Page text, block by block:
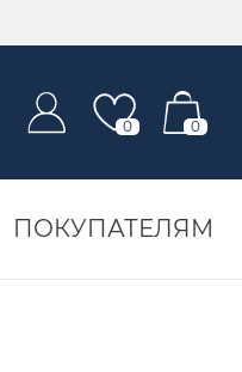
0 0
ПОКУПАТЕЛЯМ